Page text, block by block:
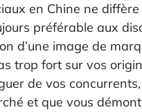
en Chine ne
préférable aux
d’une image de
trop fort sur vos
de vos
et que vous